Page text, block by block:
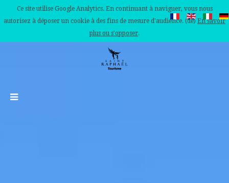
Ce site utilise Google Analytics. En continuant à naviguer, vous nous
autorisez à déposer un cookie à des fins de mesure d'audience. (de) En savoir
plus ou s'opposer.